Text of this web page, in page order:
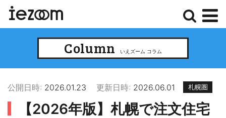
ュ
Column いえズーム コラム
公開日時: 2026.01.23 更新日時: 2026.06.01 札幌圏
【2026年版】札幌で注文住宅